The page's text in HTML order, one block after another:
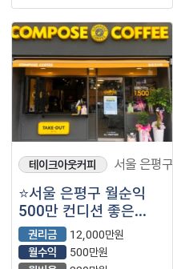
테이크아웃커피 서울 은평구
⭐서울 은평구 월순익
500만 컨디션 좋은
컴포즈커피 매장을
소개합니다⭐
권리금
12,000만원
월수익
500만원